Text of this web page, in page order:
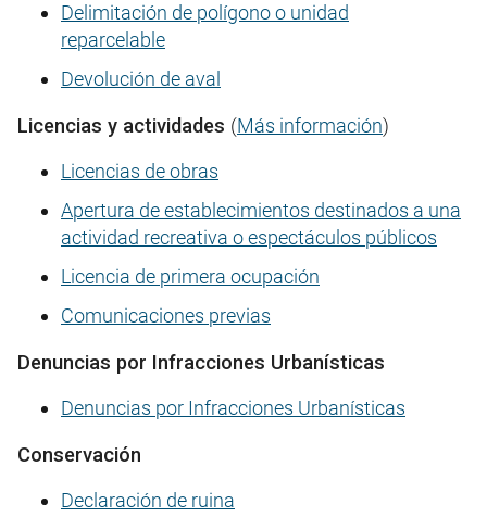
Delimitación de polígono o unidad
reparcelable
Devolución de aval
Licencias y actividades (Más información)
Licencias de obras
Apertura de establecimientos destinados a una
actividad recreativa o espectáculos públicos
Licencia de primera ocupación
Comunicaciones previas
Denuncias por Infracciones Urbanísticas
Denuncias por Infracciones Urbanísticas
Conservación
Declaración de ruina